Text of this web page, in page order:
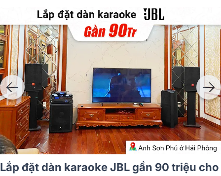
Lắp đặt dàn karaoke JBL gần 90 triệu cho